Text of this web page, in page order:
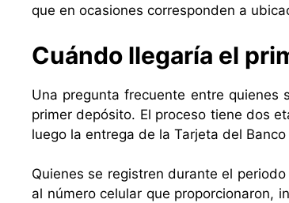
que en ocasiones corresponden a
Cuándo llegaría el
Una pregunta frecuente entre quienes
primer depósito. El proceso tiene dos
luego la entrega de la Tarjeta del
Quienes se registren durante el
al número celular que proporcionaron,